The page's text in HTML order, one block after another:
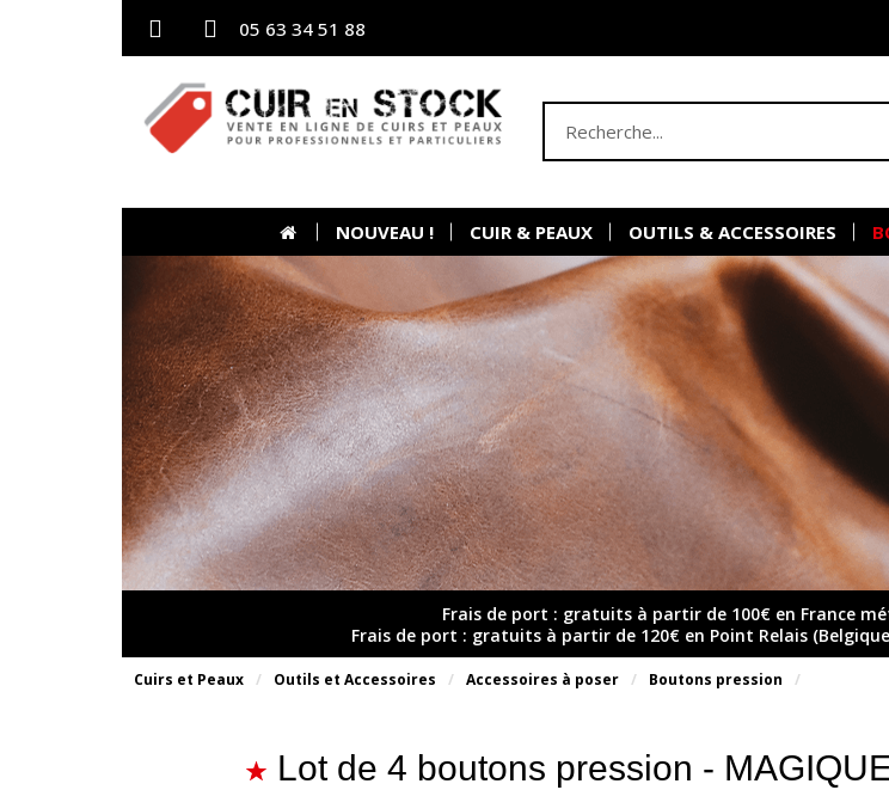
05 63 34 51 88
NOUVEAU ! CUIR & PEAUX OUTILS & ACCESSOIRES
Frais de port : gratuits à partir de 100€ en France
Frais de port : gratuits à partir de 120€ en Point Relais
Cuirs et Peaux Outils et Accessoires Accessoires à poser Boutons pression
Lot de 4 boutons pression -